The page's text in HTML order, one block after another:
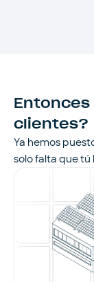
Entonces
clientes?
Ya hemos
solo falta que tú